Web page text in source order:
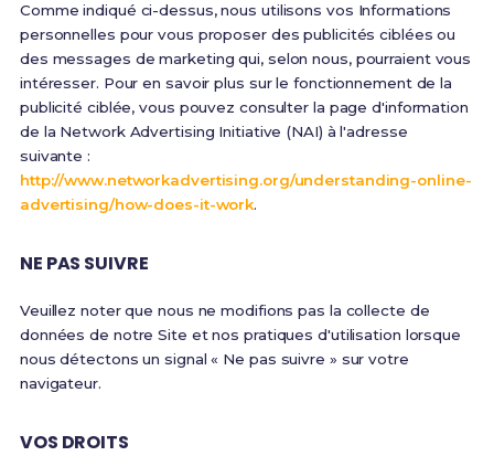
Comme indiqué ci-dessus, nous utilisons vos Informations
personnelles pour vous proposer des publicités ciblées ou
des messages de marketing qui, selon nous, pourraient vous
intéresser. Pour en savoir plus sur le fonctionnement de la
publicité ciblée, vous pouvez consulter la page d'information
de la Network Advertising Initiative (NAI) à l'adresse
suivante :
http://www.networkadvertising.org/understanding-online-
advertising/how-does-it-work.
NE PAS SUIVRE
Veuillez noter que nous ne modifions pas la collecte de
données de notre Site et nos pratiques d'utilisation lorsque
nous détectons un signal « Ne pas suivre » sur votre
navigateur.
VOS DROITS